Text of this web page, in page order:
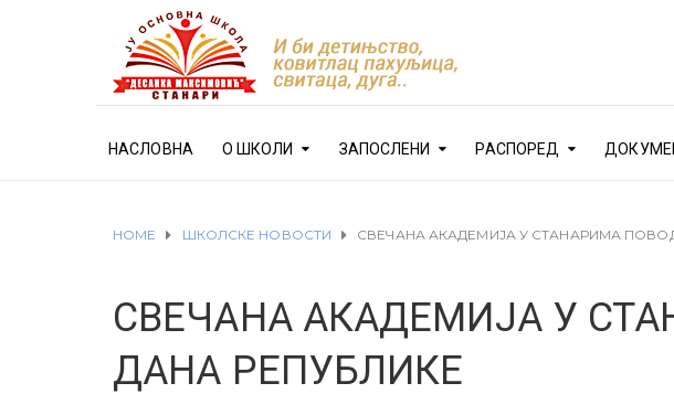
НАСЛОВНА О ШКОЛИ ЗАПОСЛЕНИ РАСПОРЕД
HOME ШКОЛСКЕ НОВОСТИ СВЕЧАНА АКАДЕМИЈА У СТАНАРИМА
СВЕЧАНА АКАДЕМИЈА У
ДАНА РЕПУБЛИКЕ